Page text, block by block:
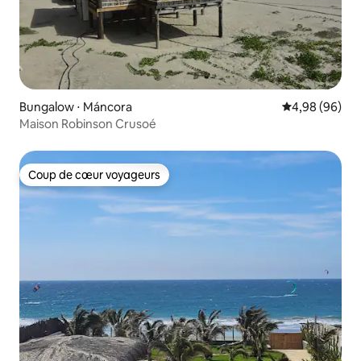
Bungalow ⋅ Máncora Évaluation
4,98 (96)
Maison Robinson Crusoé
Coup de cœur voyageurs
Coup de cœur voyageurs